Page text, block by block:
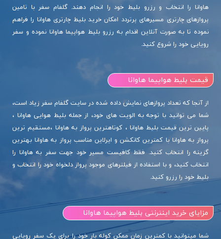
هاوانا را انتخاب و رزرو بلیط خود را انجام دهند. گلفام سفر با تامین
پروازهای چارتری مسیرهای پرتردد امکان خرید بلیط چارتری هاوانا را فراهم
نموده تا به صورت آنلاین اقدام به رزرو بلیط هواپیما هاوانا نموده و سفر
رویایی خود را شروع کنید.
قیمت بلیط هواپیما هاوانا
از آنجا که تعداد پروازهای نمایش داده شده در سایت گلفام سفر زیاد است،
شما می توانید با توجه به الویت های خود، از جمله بلیط هوایی هاوانا ،
پایین ترین قیمت بلیط هاوانا ، کوتاهترین پرواز به هاوانا ،مستقیم ترین
پرواز به هاوانا با کمترین کانکشن و ایرلاین مناسب پرواز به هاوانا بهترین
گزینه را انتخاب کنید. فقط کافیست مسیر خود جهت سفر به هاوانا را
انتخاب کنید، و با استفاده از فیلترهای موجود پرواز دلخواه خود را انتخاب و
بلیط خود را رزرو کنید.
مزایای خرید اینترنتی بلیط هواپیما هاوانا
شما میتوانید با کمترین زمان ممکن کوله بار خود را برای یک سفر رویایی